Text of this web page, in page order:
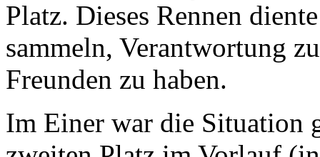
Platz. Dieses Rennen
sammeln, Verantwortung
Freunden zu haben.
Im Einer war die Situation